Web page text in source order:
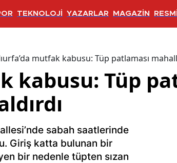
TEKNOLOJİ YAZARLAR MAGAZİN
mutfak kabusu: Tüp patlaması
kabusu: Tüp
sabah saatlerinde
Giriş katta bulunan bir
bir nedenle tüpten sızan